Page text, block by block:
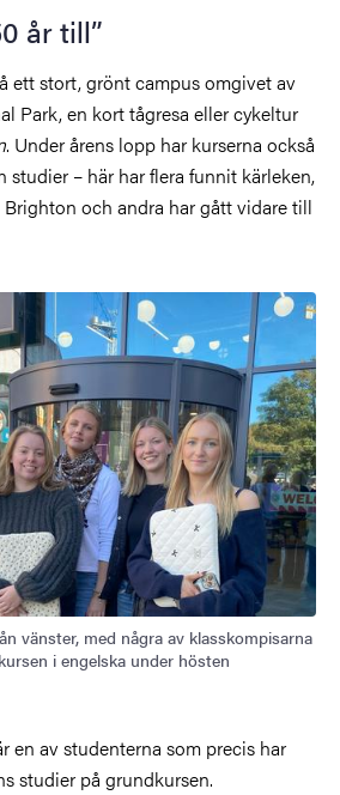
år till”
ettstort, grönt campus omgivet av
Park, en kort tågresa eller cykeltur
. Under årens lopp har kurserna också
studier – här har flera funnit kärleken,
och andra har gått vidare till
vänster, med några av klasskompisarna
i engelska under hösten
en av studenterna som precis har
studier på grundkursen.